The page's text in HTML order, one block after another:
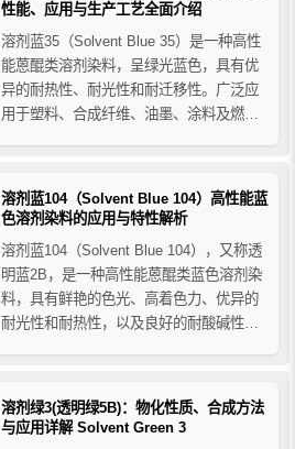
性能、应用与生产工艺全面介绍
溶剂蓝35（Solvent Blue 35）是一种高性
能蒽醌类溶剂染料，呈绿光蓝色，具有优
异的耐热性、耐光性和耐迁移性。广泛应
用于塑料、合成纤维、油墨、涂料及燃料
的生产工艺，帮助您全面了解这一工业常
用蓝色染料。
溶剂蓝104（Solvent Blue 104）高性能蓝
色溶剂染料的应用与特性解析
溶剂蓝104（Solvent Blue 104），又称透
明蓝2B，是一种高性能蒽醌类蓝色溶剂染
料，具有鲜艳的色光、高着色力、优异的
耐光性和耐热性，以及良好的耐酸碱性和
能够在高温加工和户外环境中保持稳定的
颜色。本文全面解析溶剂蓝104的理化性
溶剂绿3(透明绿5B)：物化性质、合成方法
与应用详解 Solvent Green 3